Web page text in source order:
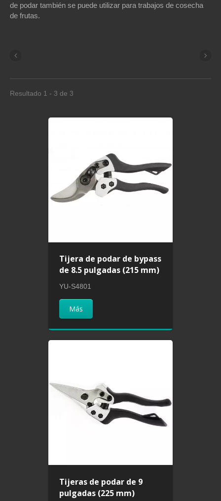
de podar también se puede utilizar para trabajos de cosecha
de frutas.
Resultado 1 - 3 de 3
Tijera de podar de bypass
de 8.5 pulgadas (215 mm)
YU-S4801
Más
Tijeras de podar de 9
pulgadas (225 mm)